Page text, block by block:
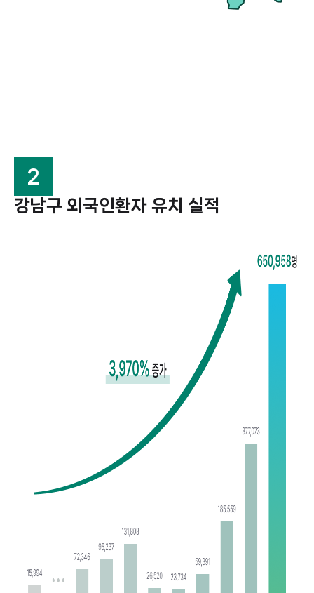
2
강남구 외국인환자 유치 실적